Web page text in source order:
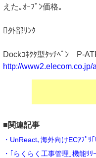
えた｡ｵｰﾌﾟﾝ価格｡
外部ﾘﾝｸ
Dockｺﾈｸﾀ型ﾀｯﾁﾍﾟﾝ P-
http://
■関連記事
・UnReact､海外向けECｱﾌﾟ
・｢らくらく工事管理｣機能ﾘ